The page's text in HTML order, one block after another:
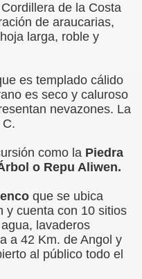
de la Costa
de araucarias,
larga, roble y
es templado cálido
es seco y caluroso
nevazones. La
como la Piedra
o Repu Aliwen.
que se ubica
y cuenta con 10 sitios
lavaderos
a 42 Km. de Angol y
al público todo el